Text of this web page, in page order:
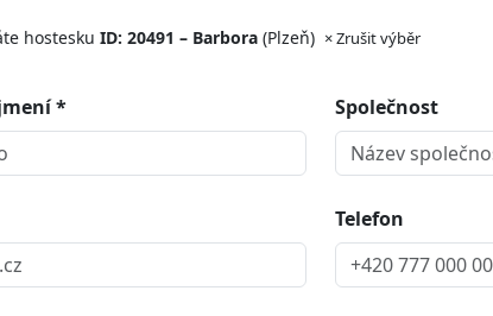
hostesku ID: 20491 – Barbora (Plzeň) × Zrušit výběr
* Společnost
Telefon